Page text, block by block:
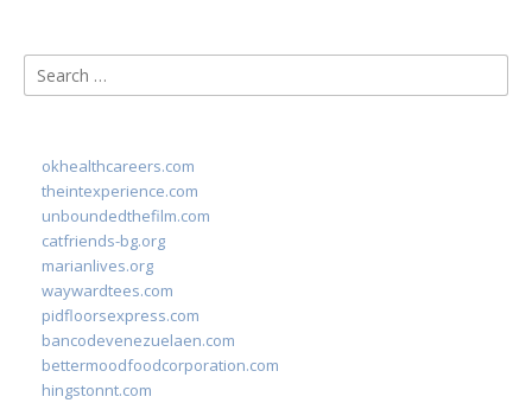
Search
for:
okhealthcareers.com
theintexperience.com
unboundedthefilm.com
catfriends-bg.org
marianlives.org
waywardtees.com
pidfloorsexpress.com
bancodevenezuelaen.com
bettermoodfoodcorporation.com
hingstonnt.com